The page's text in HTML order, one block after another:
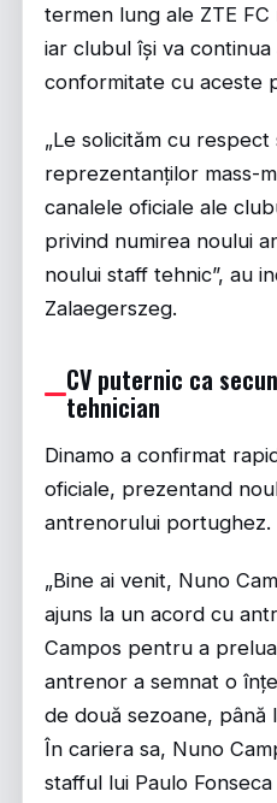
termen lung ale ZTE
iar clubul își va
conformitate cu aceste
„Le solicităm cu
reprezentanților mass-
canalele oficiale ale
privind numirea noului
noului staff tehnic”, au
Zalaegerszeg.
CV puternic ca
tehnician
Dinamo a confirmat
oficiale, prezentand
antrenorului portughez.
„Bine ai venit, Nuno
ajuns la un acord cu
Campos pentru a
antrenor a semnat o
de două sezoane, până
În cariera sa, Nuno
stafful lui Paulo